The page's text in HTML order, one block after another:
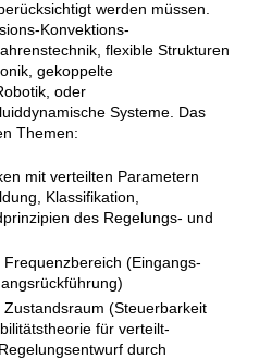
werden müssen.
Konvektions-
flexible Strukturen
gekoppelte
oder
Systeme. Das
Themen:
mit verteilten Parametern
Klassifikation,
des Regelungs- und
(Eingangs-
(Steuerbarkeit
für verteilt-
durch